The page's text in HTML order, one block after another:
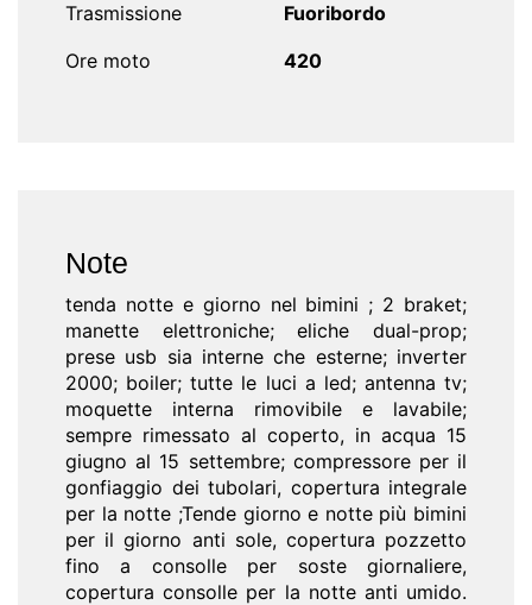
Trasmissione
Fuoribordo
Ore moto
420
Note
tenda notte e giorno nel bimini ; 2 braket;
manette elettroniche; eliche dual-prop;
prese usb sia interne che esterne; inverter
2000; boiler; tutte le luci a led; antenna tv;
moquette interna rimovibile e lavabile;
sempre rimessato al coperto, in acqua 15
giugno al 15 settembre; compressore per il
gonfiaggio dei tubolari, copertura integrale
per la notte ;Tende giorno e notte più bimini
per il giorno anti sole, copertura pozzetto
fino a consolle per soste giornaliere,
copertura consolle per la notte anti umido.